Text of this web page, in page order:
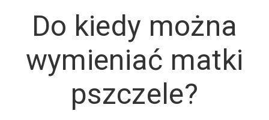
Do kiedy można
wymieniać matki
pszczele?